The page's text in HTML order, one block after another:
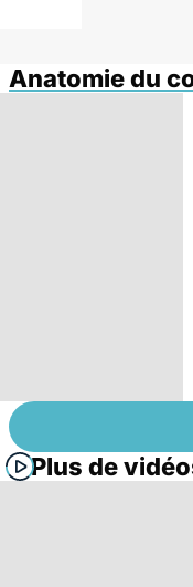
Anatomie du
Plus de